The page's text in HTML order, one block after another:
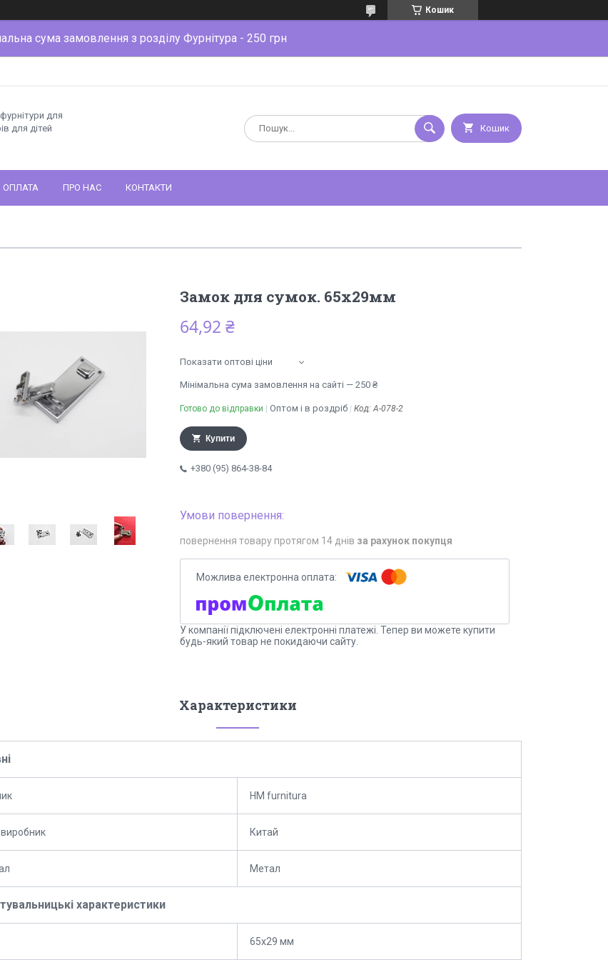
Кошик
сума замовлення з розділу Фурнітура - 250 грн
для
для дітей
Кошик
ОПЛАТА ПРО НАС КОНТАКТИ
Замок для сумок. 65х29мм
64,92 ₴
Показати оптові ціни
Мінімальна сума замовлення на сайті — 250 ₴
Готово до відправки Оптом і в роздріб Код:A-078-2
Купити
+380 (95) 864-38-84
повернення товару протягом 14 днів за рахунок покупця
У компанії підключені електронні платежі. Тепер ви можете купити
будь-який товар не покидаючи сайту.
Характеристики
HM furnitura
Китай
Метал
характеристики
65х29 мм